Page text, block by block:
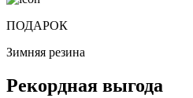
ПОДАРОК
Зимняя резина
Рекордная выгода